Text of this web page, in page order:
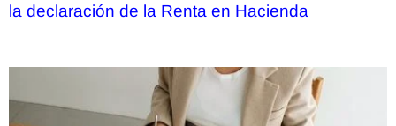
la declaración de la Renta en Hacienda